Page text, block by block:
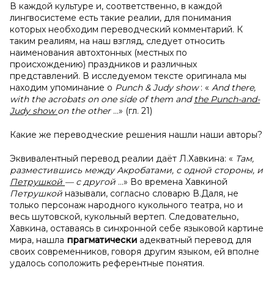
В каждой культуре и, соответственно, в каждой
лингвосистеме есть такие реалии, для понимания
которых необходим переводческий комментарий. К
таким реалиям, на наш взгляд, следует относить
наименования автохтонных (местных по
происхождению) праздников и различных
представлений. В исследуемом тексте оригинала мы
находим упоминание о Punch & Judy show: « And there,
with the acrobats on one side of them and the Punch-and-
Judy showon the other …» (гл. 21)
Какие же переводческие решения нашли наши авторы?
Эквивалентный перевод реалии даёт Л.Хавкина: « Там,
разместившись между Акробатами, с одной стороны, и
Петрушкой — с другой …» Во времена Хавкиной
Петрушкой называли, согласно словарю В.Даля, не
только персонаж народного кукольного театра, но и
весь шутовской, кукольный вертеп. Следовательно,
Хавкина, оставаясь в синхронной себе языковой картине
мира, нашла прагматически адекватный перевод для
своих современников, говоря другим языком, ей вполне
удалось соположить референтные понятия.